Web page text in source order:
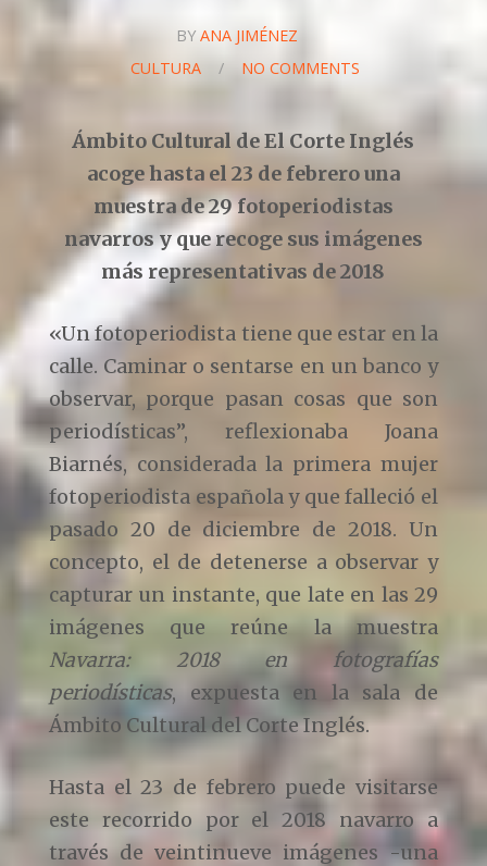
BY ANA JIMÉNEZ
CULTURA
/ NO COMMENTS
Ámbito Cultural de El Corte Inglés
acoge hasta el 23 de febrero una
muestra de 29 fotoperiodistas
navarros y que recoge sus imágenes
más representativas de 2018
«Un fotoperiodista tiene que estar en la
calle. Caminar o sentarse en un banco y
observar, porque pasan cosas que son
periodísticas”, reflexionaba Joana
Biarnés, considerada la primera mujer
fotoperiodista española y que falleció el
pasado 20 de diciembre de 2018. Un
concepto, el de detenerse a observar y
capturar un instante, que late en las 29
imágenes que reúne la muestra
Navarra: 2018 en fotografías
periodísticas, expuesta en la sala de
Ámbito Cultural del Corte Inglés.
Hasta el 23 de febrero puede visitarse
este recorrido por el 2018 navarro a
través de veintinueve imágenes -una